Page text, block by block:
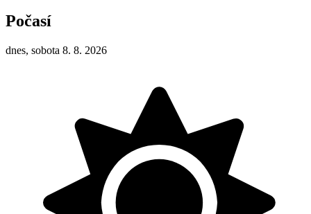
Počasí
dnes, sobota 8. 8. 2026